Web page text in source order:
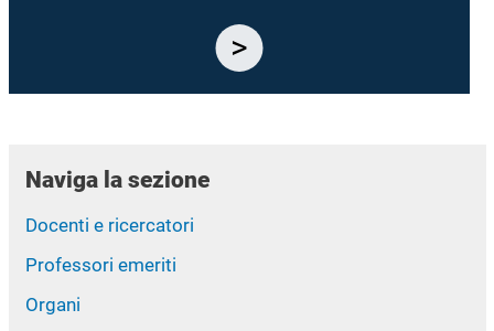
Naviga la sezione
Docenti e ricercatori
Professori emeriti
Organi